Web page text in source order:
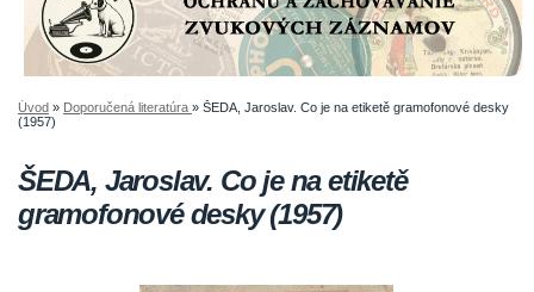
Úvod » Doporučená literatúra » ŠEDA, Jaroslav. Co je na etiketě gramofonové desky
(1957)
ŠEDA, Jaroslav. Co je na etiketě
gramofonové desky (1957)